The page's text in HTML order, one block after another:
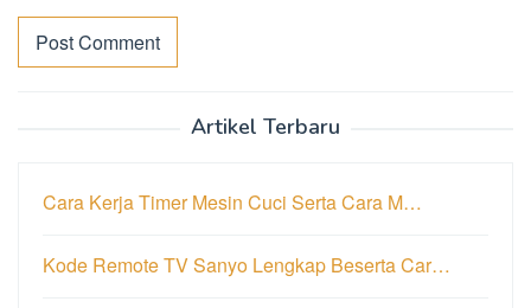
Artikel Terbaru
Cara Kerja Timer Mesin Cuci Serta Cara M…
Kode Remote TV Sanyo Lengkap Beserta Car…